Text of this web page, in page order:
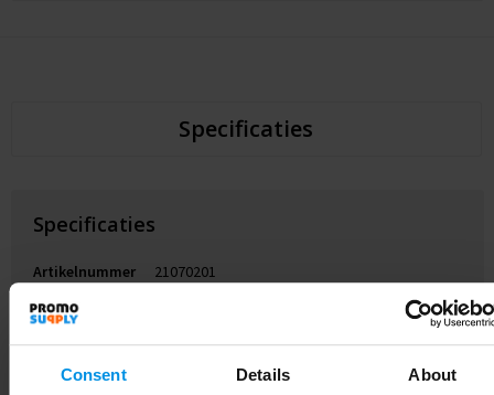
Consent Details About
Specificaties
Specificaties
Artikelnummer 21070201
Merk
Gewicht